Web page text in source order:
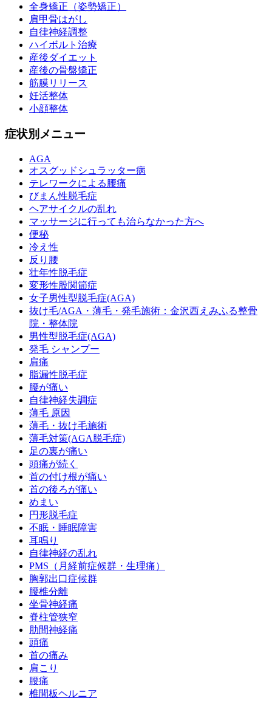
全身矯正（姿勢矯正）
肩甲骨はがし
自律神経調整
ハイボルト治療
産後ダイエット
産後の骨盤矯正
筋膜リリース
妊活整体
小顔整体
症状別メニュー
AGA
オスグッドシュラッター病
テレワークによる腰痛
びまん性脱毛症
ヘアサイクルの乱れ
マッサージに行っても治らなかった方へ
便秘
冷え性
反り腰
壮年性脱毛症
変形性股関節症
女子男性型脱毛症(AGA)
抜け毛/AGA・薄毛・発毛施術：金沢西えみふる整骨
院・整体院
男性型脱毛症(AGA)
発毛 シャンプー
肩痛
脂漏性脱毛症
腰が痛い
自律神経失調症
薄毛 原因
薄毛・抜け毛施術
薄毛対策(AGA脱毛症)
足の裏が痛い
頭痛が続く
首の付け根が痛い
首の後ろが痛い
めまい
円形脱毛症
不眠・睡眠障害
耳鳴り
自律神経の乱れ
PMS（月経前症候群・生理痛）
胸郭出口症候群
腰椎分離
坐骨神経痛
脊柱管狭窄
肋間神経痛
頭痛
首の痛み
肩こり
腰痛
椎間板ヘルニア